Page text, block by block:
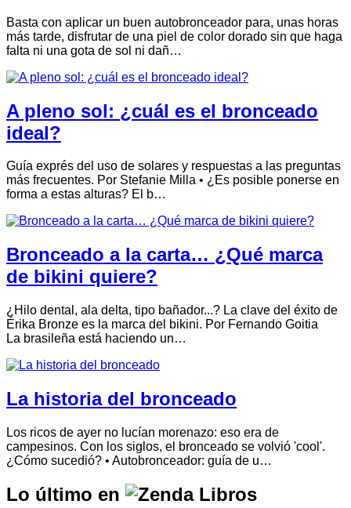
Basta con aplicar un buen autobronceador para, unas horas
más tarde, disfrutar de una piel de color dorado sin que haga
falta ni una gota de sol ni dañ…
A pleno sol: ¿cuál es el bronceado
ideal?
Guía exprés del uso de solares y respuestas a las preguntas
más frecuentes. Por Stefanie Milla • ¿Es posible ponerse en
forma a estas alturas? El b…
Bronceado a la carta… ¿Qué marca
de bikini quiere?
¿Hilo dental, ala delta, tipo bañador...? La clave del éxito de
Érika Bronze es la marca del bikini. Por Fernando Goitia
La brasileña está haciendo un…
La historia del bronceado
Los ricos de ayer no lucían morenazo: eso era de
campesinos. Con los siglos, el bronceado se volvió 'cool'.
¿Cómo sucedió? • Autobronceador: guía de u…
Lo último en